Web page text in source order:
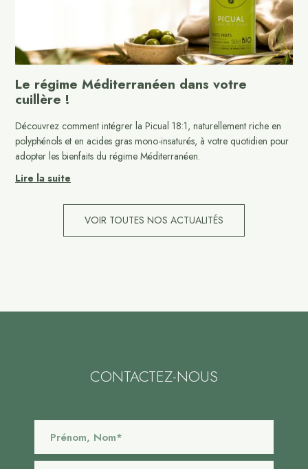
Le régime Méditerranéen dans votre
cuillère !
Découvrez comment intégrer la Picual 18:1, naturellement riche en
polyphénols et en acides gras mono-insaturés, à votre quotidien pour
adopter les bienfaits du régime Méditerranéen.
Lire la suite
VOIR TOUTES NOS ACTUALITÉS
CONTACTEZ-NOUS